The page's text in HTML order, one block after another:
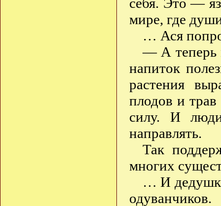
мире, где
… Ася
— А теперь
напиток
растения
плодов и трав
силу. И
направлять.
Так
многих
… И
одуванчиков.